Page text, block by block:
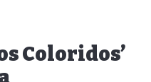
Coloridos’